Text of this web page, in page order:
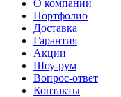
О компании
Портфолио
Доставка
Гарантия
Акции
Шоу-рум
Вопрос-ответ
Контакты